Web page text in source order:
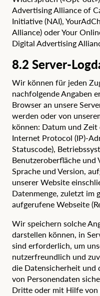
Advertising Alliance of
Initiative(NAI),
Alliance) oderYour
Digital Advertising
8.2 Server-
Wir können für jeden
nachfolgende Angaben
Browser an unsere
werden oder von
können: Datum und
Internet Protocol (IP)-
Statuscode),
Benutzeroberfläche und
Sprache und Version,
unserer Website
Datenmenge, zuletzt im
aufgerufene Webseite
Wir speichern solche
darstellen können, in
sind erforderlich, um
nutzerfreundlich und
die Datensicherheit und
von Personendaten
Dritte oder mit Hilfe